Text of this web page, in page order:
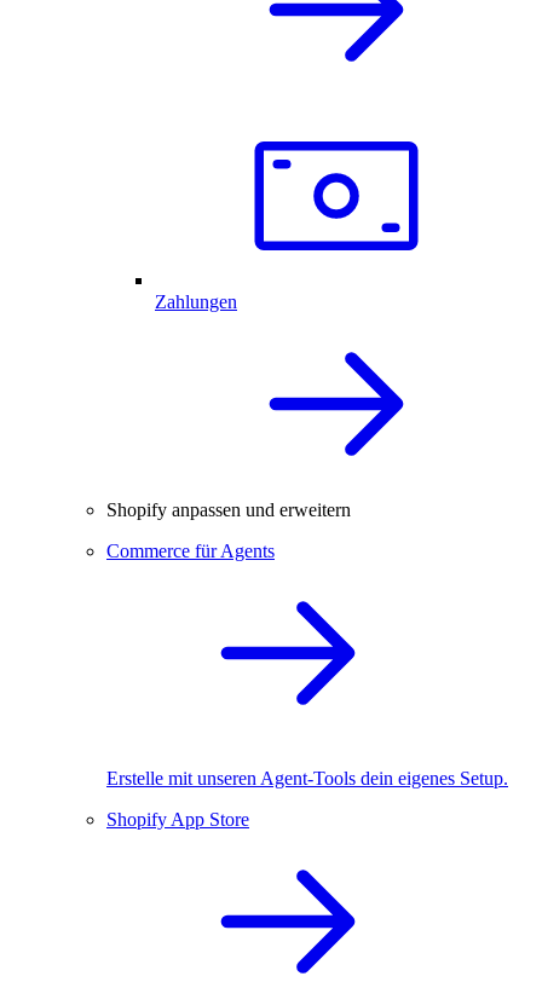
Zahlungen
Shopify anpassen und erweitern
Commerce für Agents
Erstelle mit unseren Agent-Tools dein eigenes Setup.
Shopify App Store